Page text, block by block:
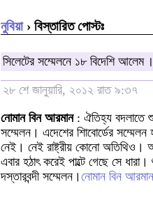
নুবিয়া› বিস্তারিত পোস্টঃ
সিলেটের সম্মেলনে ১৮ বিদেশি আলেম
২৮ শে জানুয়ারি, ২০১২ রাত ৯:৩৭
নোমান বিন আরমান: ঐতিহ্য বদলাতে
সম্মেলন। এদেশের শিাবোর্ডের সম্মেলন
নেই। নেই রাষ্ট্রীয় কোনো অতিথিও।
এবার হঠাৎ করেই পাল্টে গেছে সে
দস্তারবন্দী সম্মেলন। নোমান বিন আরমান